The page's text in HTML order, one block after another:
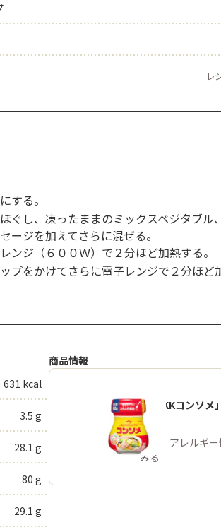
レ
にする。
ぐし、凍ったままのミックスベジタブル、
ージを加えてさらに混ぜる。
ンジ（６００Ｗ）で２分ほど加熱する。
プをかけてさらに電子レンジで２分ほど
631 kcal
3.5 g
28.1 g
80 g
29.1 g
商品情報
「味の素KKコンソメ
イプ
商品・アレルギ
みる